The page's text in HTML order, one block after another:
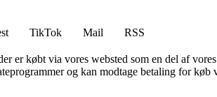
TikTok Mail
RSS
er købt via vores websted som en del af
og kan modtage betaling for